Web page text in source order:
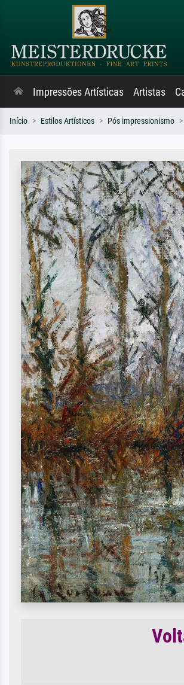
Impressões Artísticas Artistas
Início Estilos Artísticos Pós impressionismo